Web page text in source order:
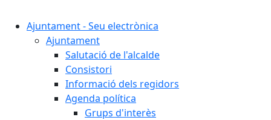
Ajuntament - Seu electrònica
Ajuntament
Salutació de l'alcalde
Consistori
Informació dels regidors
Agenda política
Grups d'interès